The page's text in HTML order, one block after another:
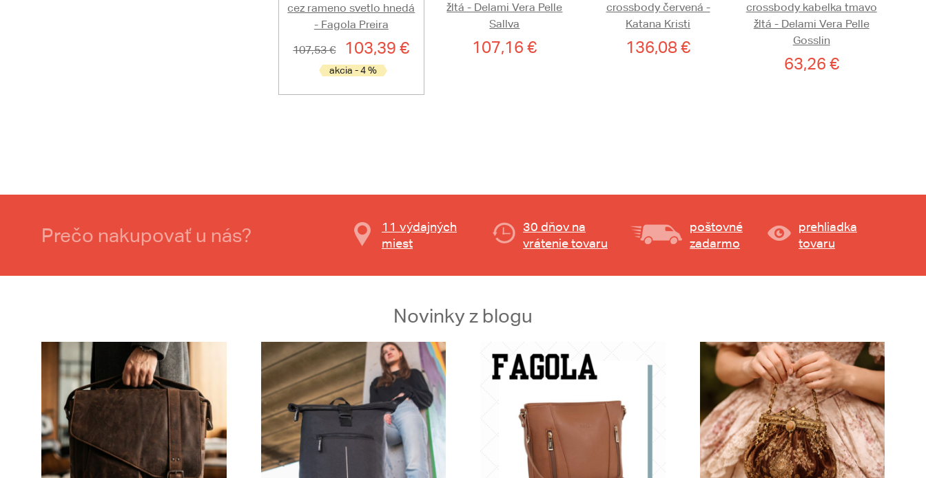
cez rameno svetlo hnedá
- Fagola Preira
107,53 €
103,39 €
akcia - 4 %
žltá - Delami Vera Pelle
Sallva
107,16 €
crossbody červená -
Katana Kristi
136,08 €
crossbody kabelka tmavo
žltá - Delami Vera Pelle
Gosslin
63,26 €
Prečo nakupovať u nás?
11 výdajných
miest
30 dňov na
vrátenie tovaru
poštovné
zadarmo
prehliadka
tovaru
Novinky z blogu